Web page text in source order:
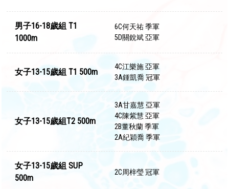
男子16-18歲組 T1
1000m
6C何天祐 季軍
5D關銳斌 亞軍
女子13-15歲組 T1 500m
4C江樂施 亞軍
3A鍾凱喬 冠軍
女子13-15歲組T2 500m
3A甘嘉慧 亞軍
4C陳紫慧 亞軍
2B董秋蘭 季軍
2A紀穎喬 季軍
女子13-15歲組 SUP
500m
2C周梓瑩 冠軍